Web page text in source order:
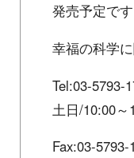
発売予定です
幸福の科学
Tel:03-5793-
土日/10:00～
Fax:03-